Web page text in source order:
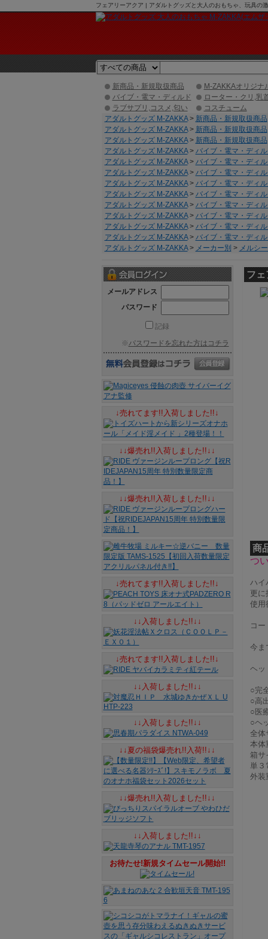
フェアリーアクア | アダルトグッズと大人のおもちゃ、玩具の
新商品・新規取扱商品
M-ZAKKAオリジナ
バイブ・電マ・ディルド
ローター・クリ,乳
ラブサプリ,コスメ,匂い
コスチューム
アダルトグッズ M-ZAKKA> 新商品・新規取扱商品
アダルトグッズ M-ZAKKA> 新商品・新規取扱商品
アダルトグッズ M-ZAKKA> 新商品・新規取扱商品
アダルトグッズ M-ZAKKA> バイブ・電マ・ディ
アダルトグッズ M-ZAKKA> バイブ・電マ・ディ
アダルトグッズ M-ZAKKA> バイブ・電マ・ディ
アダルトグッズ M-ZAKKA> バイブ・電マ・ディ
アダルトグッズ M-ZAKKA> バイブ・電マ・ディ
アダルトグッズ M-ZAKKA> バイブ・電マ・ディ
アダルトグッズ M-ZAKKA> バイブ・電マ・ディ
アダルトグッズ M-ZAKKA> バイブ・電マ・ディ
アダルトグッズ M-ZAKKA> バイブ・電マ・ディ
アダルトグッズ M-ZAKKA> メーカー別 > メルシ
フェ
商
つ
ハイ
更に
使用
コ
今ま
ヘッ
○完
○高
○医
○ヘ
全
本
箱
単３
外
メールアドレス
パスワード
記録
※パスワードを忘れた方はコチラ
↓売れてます!!入荷しました!!↓
↓↓爆売れ!!入荷しました!!↓↓
↓↓爆売れ!!入荷しました!!↓↓
↓売れてます!!入荷しました!!↓
↓↓入荷しました!!↓↓
↓売れてます!!入荷しました!!↓
↓↓入荷しました!!↓↓
↓↓入荷しました!!↓↓
↓↓夏の福袋爆売れ!!入荷!!↓↓
↓↓爆売れ!!入荷しました!!↓↓
↓↓入荷しました!!↓↓
お待たせ!新規タイムセール開始!!